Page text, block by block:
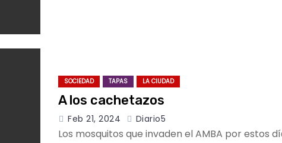
SOCIEDAD TAPAS LA CIUDAD
A los cachetazos
Feb 21, 2024 Diario5
Los mosquitos que invaden el AMBA por estos